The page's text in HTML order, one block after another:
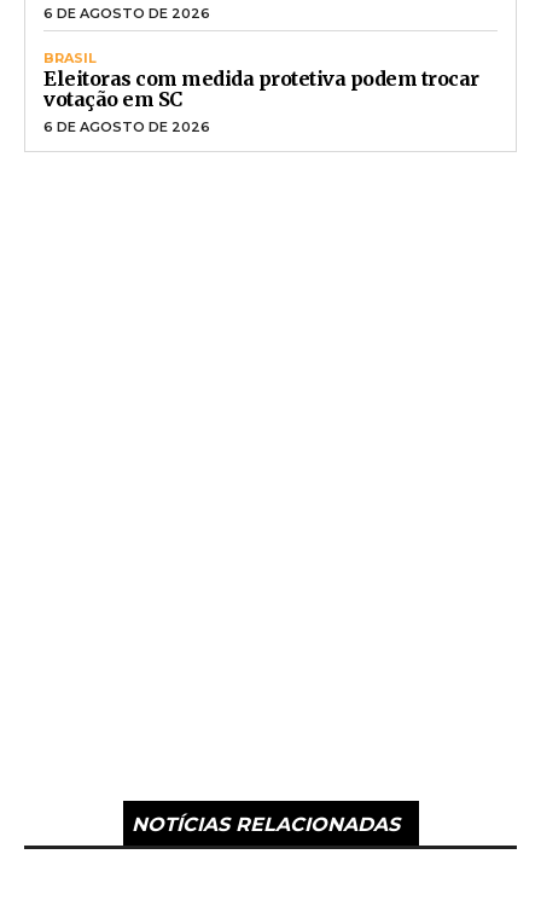
6 DE AGOSTO DE 2026
BRASIL
Eleitoras com medida protetiva podem trocar
votação em SC
6 DE AGOSTO DE 2026
NOTÍCIAS RELACIONADAS